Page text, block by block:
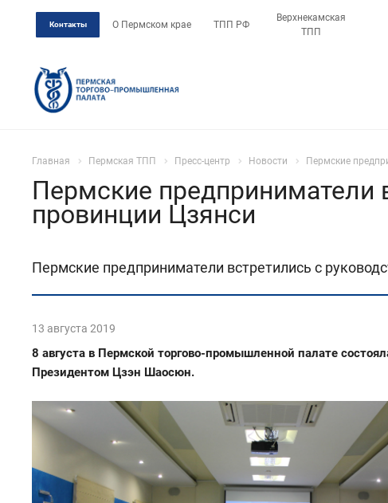
Контакты О Пермском крае ТПП РФ
Верхнекамская
ТПП
Главная Пермская ТПП Пресс-центр Новости Пермские
Пермские предприниматели
провинции Цзянси
Пермские предприниматели встретились с
13 августа 2019
8 августа в Пермской торгово-промышленной палате
Президентом Цзэн Шаосюн.